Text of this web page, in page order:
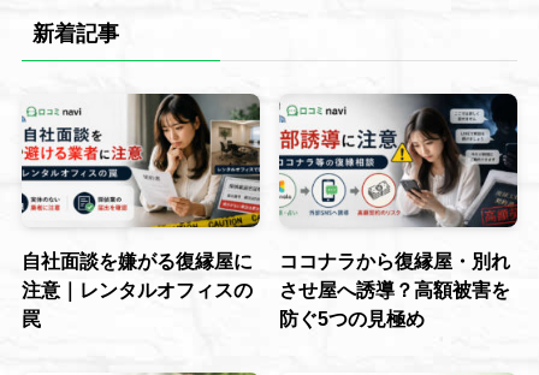
新着記事
自社面談を嫌がる復縁屋に
注意｜レンタルオフィスの
罠
ココナラから復縁屋・別れ
させ屋へ誘導？高額被害を
防ぐ5つの見極め